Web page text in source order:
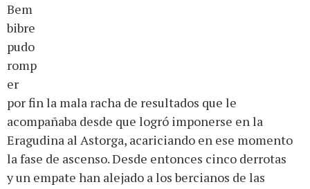
Bem
bibre
pudo
romp
er
por fin la mala racha de resultados que le
acompañaba desde que logró imponerse en la
Eragudina al Astorga, acariciando en ese momento
la fase de ascenso. Desde entonces cinco derrotas
y un empate han alejado a los bercianos de las